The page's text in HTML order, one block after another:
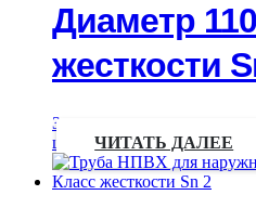
Диаметр
жесткости
Запрос
цены
ЧИТАТЬ ДАЛЕЕ